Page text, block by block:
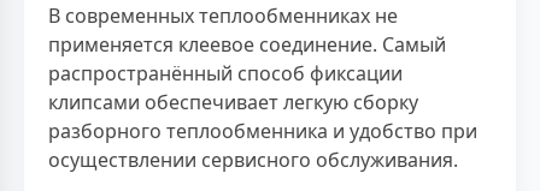
В современных теплообменниках не
применяется клеевое соединение. Самый
распространённый способ фиксации
клипсами обеспечивает легкую сборку
разборного теплообменника и удобство при
осуществлении сервисного обслуживания.